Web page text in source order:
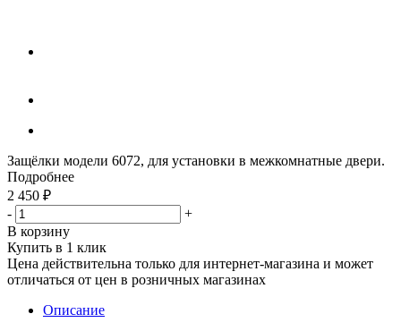
Защёлки модели 6072, для установки в межкомнатные двери.
Подробнее
2 450 ₽
-
+
В корзину
Купить в 1 клик
Цена действительна только для интернет-магазина и может
отличаться от цен в розничных магазинах
Описание